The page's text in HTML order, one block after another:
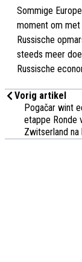
Sommige
moment om met
Russische
steeds meer
Russische
Vorig artikel
Pogačar wint
etappe Ronde
Zwitserland na